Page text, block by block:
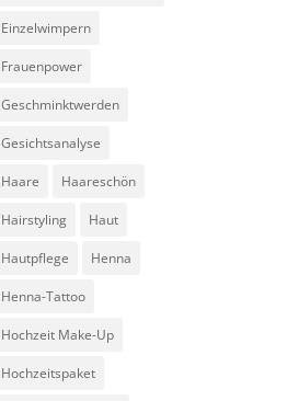
Einzelwimpern
Frauenpower
Geschminktwerden
Gesichtsanalyse
Haare Haareschön
Hairstyling Haut
Hautpflege Henna
Henna-Tattoo
Hochzeit Make-Up
Hochzeitspaket